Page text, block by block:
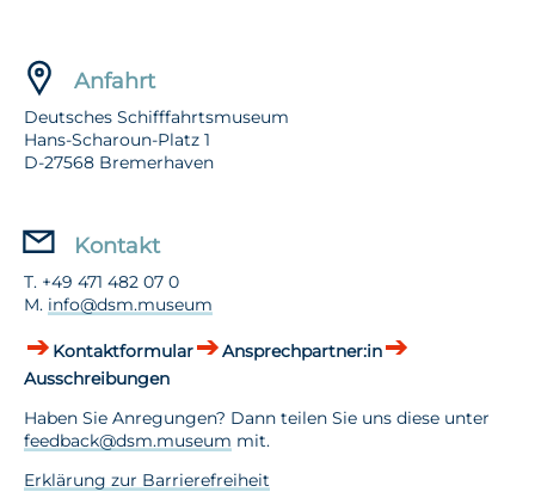
Anfahrt
Deutsches Schifffahrtsmuseum
Hans-Scharoun-Platz 1
D-27568 Bremerhaven
Kontakt
T. +49 471 482 07 0
M. info@dsm.museum
Kontaktformular
Ansprechpartner:in
Ausschreibungen
Haben Sie Anregungen? Dann teilen Sie uns diese unter
feedback@dsm.museum mit.
Erklärung zur Barrierefreiheit